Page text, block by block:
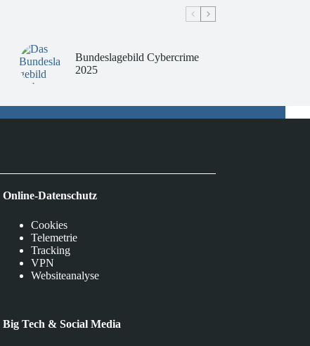
Bundeslagebild Cybercrime
2025
Online-Datenschutz
Cookies
Telemetrie
Tracking
VPN
Websiteanalyse
Big Tech & Social Media